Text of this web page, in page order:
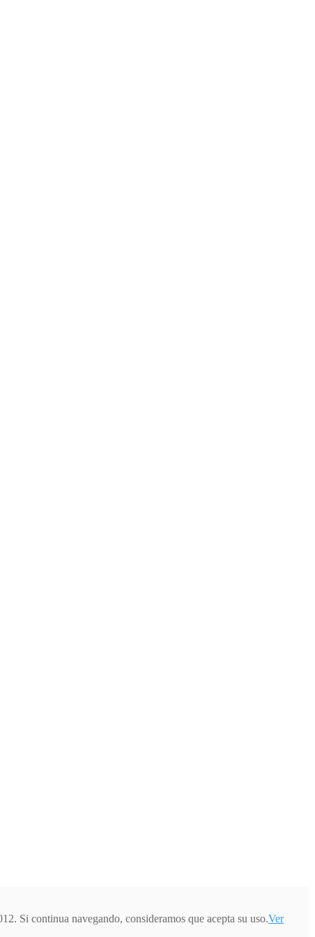
Si continua navegando, consideramos que acepta su uso.Ver